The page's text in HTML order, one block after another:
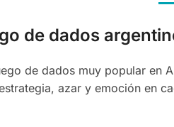
de dados
de dados muy popular
azar y emoción en